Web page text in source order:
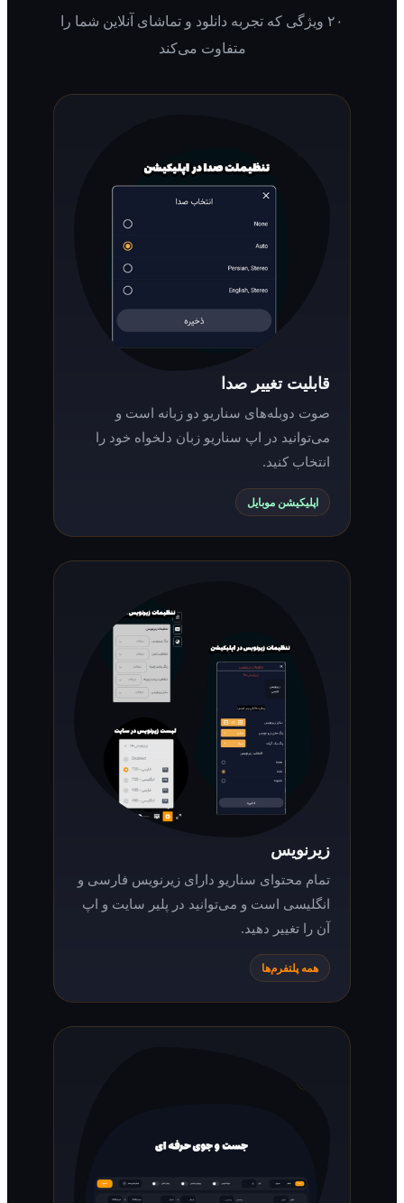
۲۰ ویژگی که تجربه دانلود و تماشای آنلاین شما را
متفاوت می‌کند
قابلیت تغییر صدا
صوت دوبله‌های سناریو دو زبانه است و
می‌توانید در اپ سناریو زبان دلخواه خود را
انتخاب کنید.
اپلیکیشن موبایل
تمام محتوای سناریو دارای زیرنویس فارسی و
انگلیسی است و می‌توانید در پلیر سایت و اپ
آن را تغییر دهید.
همه پلتفرم‌ها